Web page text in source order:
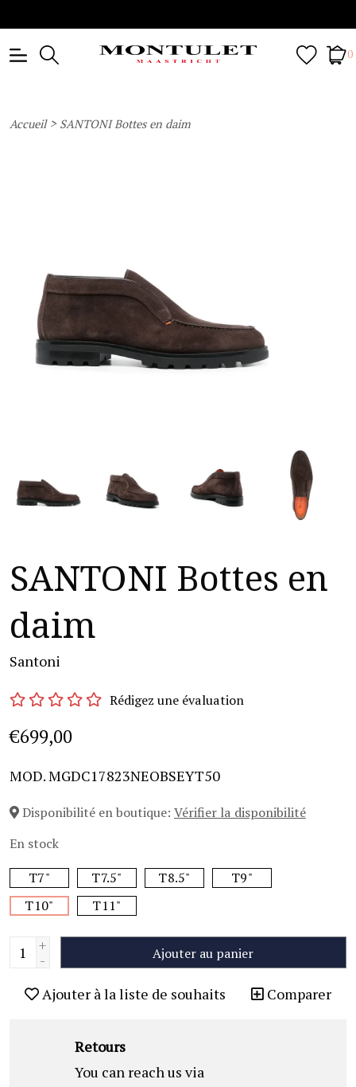
0
Accueil> SANTONI Bottes en daim
SANTONI Bottes en
daim
Santoni
Rédigez une évaluation
€699,00
MOD. MGDC17823NEOBSEYT50
Disponibilité en boutique: Vérifier la disponibilité
En stock
T7"
T7.5" T8.5"
T9"
T10"
T11"
+
- Ajouter au panier
Ajouter à la liste de souhaits Comparer
Retours
You can reach us via